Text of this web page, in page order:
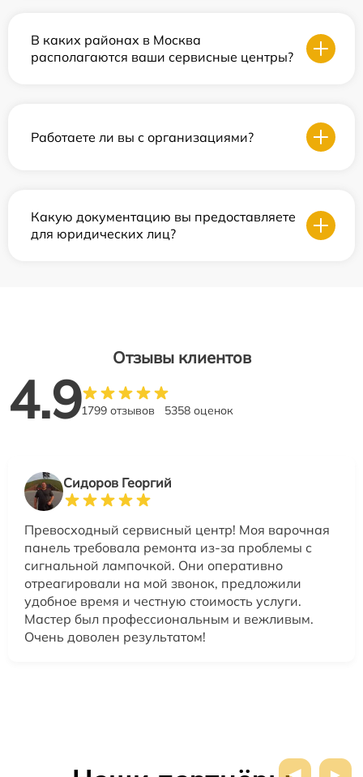
В каких районах в Москва
располагаются ваши сервисные центры?
Работаете ли вы с организациями?
Какую документацию вы предоставляете
для юридических лиц?
Отзывы клиентов
4.91799 отзывов 5358 оценок
Сидоров Георгий
Превосходный сервисный центр! Моя варочная
панель требовала ремонта из-за проблемы с
сигнальной лампочкой. Они оперативно
отреагировали на мой звонок, предложили
удобное время и честную стоимость услуги.
Мастер был профессиональным и вежливым.
Очень доволен результатом!